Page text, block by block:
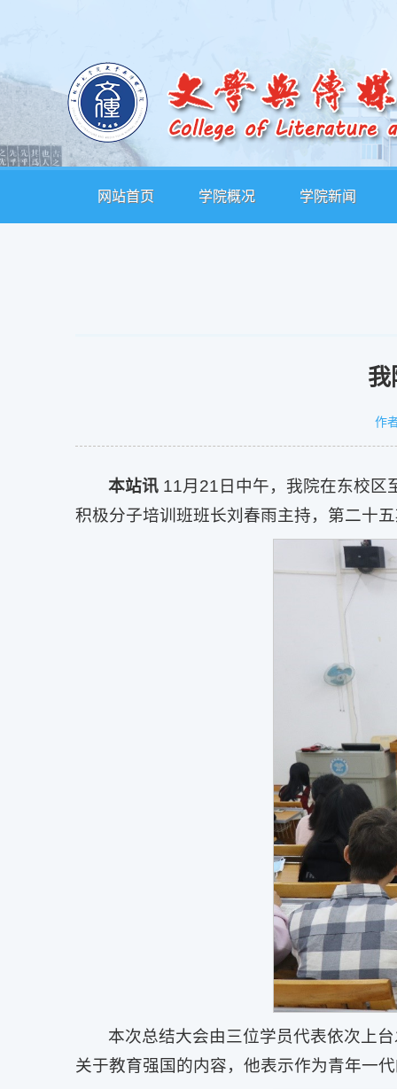
网站首页 学院概况 学院新闻
我
作
本站讯 11月21日中午，我院在东校区
积极分子培训班班长刘春雨主持，第二十
本次总结大会由三位学员代表依次上
关于教育强国的内容，他表示作为青年一